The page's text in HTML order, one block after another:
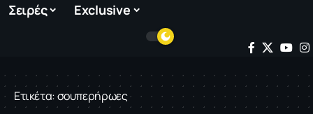
Σειρές Exclusive
Ετικέτα:σουπερήρωες